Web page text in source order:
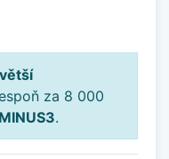
za 8 000
MINUS3.